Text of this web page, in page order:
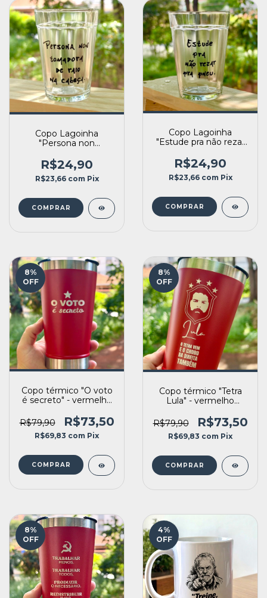
Copo Lagoinha
"Persona non
cabeça"
R$24,90
R$23,66 com Pix
Copo Lagoinha
"Estude pra não rezar
R$24,90
R$23,66 com Pix
8%
OFF
Copo térmico "O voto
é secreto" - vermelho
R$79,90
R$73,50
R$69,83 com Pix
8%
OFF
Copo térmico "Tetra
Lula" - vermelho
R$79,90
R$73,50
R$69,83 com Pix
8%
OFF
4%
OFF